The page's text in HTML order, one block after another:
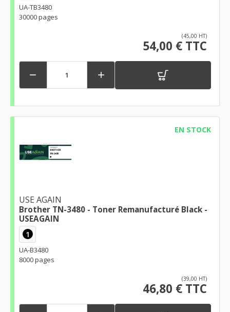
UA-TB3480
30000 pages
(45,00 HT)
54,00 € TTC
 
EN STOCK
USE AGAIN
Brother TN-3480 - Toner Remanufacturé Black -
USEAGAIN
1
UA-B3480
8000 pages
(39,00 HT)
46,80 € TTC